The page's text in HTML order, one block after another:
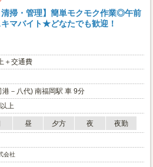
清掃・管理】簡単モクモク作業◎午前
マバイト★どなたでも歓迎！
＋交通費
港－八代) 南福岡駅 車 9分
上
昼 夕方 夜
夜勤
会社